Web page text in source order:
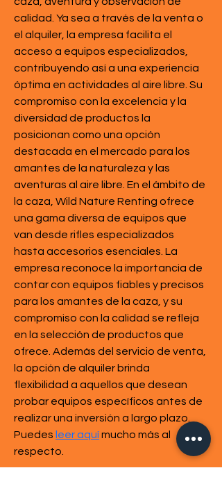
calidad. Ya sea a través de la venta o
el alquiler, la empresa facilita el
acceso a equipos especializados,
contribuyendo así a una experiencia
óptima en actividades al aire libre. Su
compromiso con la excelencia y la
diversidad de productos la
posicionan como una opción
destacada en el mercado para los
amantes de la naturaleza y las
aventuras al aire libre. En el ámbito de
la caza, Wild Nature Renting ofrece
una gama diversa de equipos que
van desde rifles especializados
hasta accesorios esenciales. La
empresa reconoce la importancia de
contar con equipos fiables y precisos
para los amantes de la caza, y su
compromiso con la calidad se refleja
en la selección de productos que
ofrece. Además del servicio de venta,
la opción de alquiler brinda
flexibilidad a aquellos que desean
probar equipos específicos antes de
realizar una inversión a largo plazo.
Puedes leer aquí mucho más al
respecto.